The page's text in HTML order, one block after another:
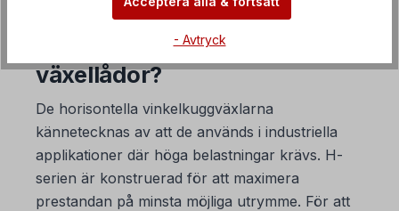
1. Vad kännetecknar
horisontella spiralformade
växellådor?
De horisontella vinkelkuggväxlarna
kännetecknas av att de används i industriella
applikationer där höga belastningar krävs. H-
serien är konstruerad för att maximera
prestandan på minsta möjliga utrymme. För att
- Avtryck